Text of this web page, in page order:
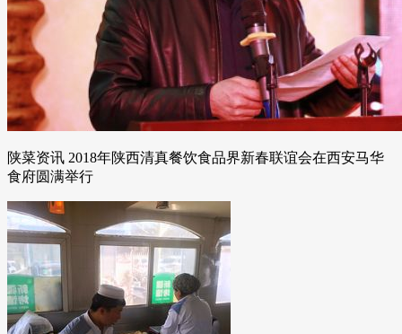
陕菜资讯 2018年陕西清真餐饮食品界新春联谊会在西安马华
食府圆满举行